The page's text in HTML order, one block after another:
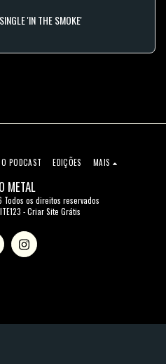
'IN THE SMOKE'
METAL
os direitos reservados
-Criar Site Grátis
PODCAST EDIÇÕES MAIS